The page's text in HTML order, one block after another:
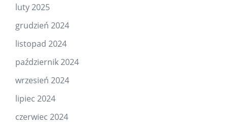
luty 2025
grudzień 2024
listopad 2024
październik 2024
wrzesień 2024
lipiec 2024
czerwiec 2024